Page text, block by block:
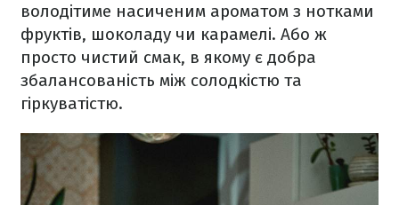
володітиме насиченим ароматом з нотками
фруктів, шоколаду чи карамелі. Або ж
просто чистий смак, в якому є добра
збалансованість між солодкістю та
гіркуватістю.